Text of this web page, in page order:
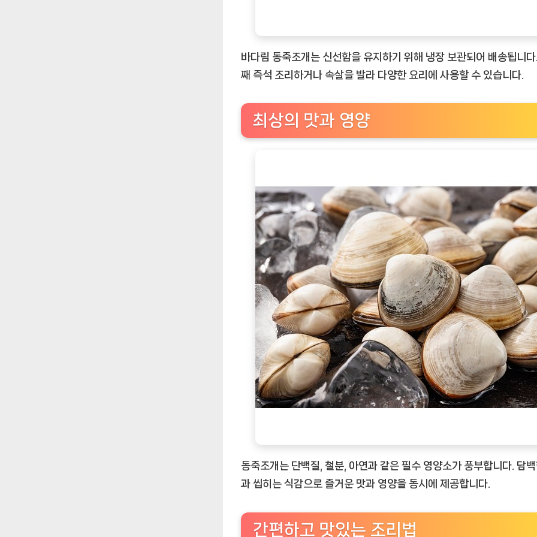
바다림 동죽조개는 신선함을 유지하기 위해 냉장 보관되어 배송됩니
째 즉석 조리하거나 속살을 발라 다양한 요리에 사용할 수 있습니다.
최상의 맛과 영양
동죽조개는 단백질, 철분, 아연과 같은 필수 영양소가 풍부합니다. 담
과 씹히는 식감으로 즐거운 맛과 영양을 동시에 제공합니다.
간편하고 맛있는 조리법